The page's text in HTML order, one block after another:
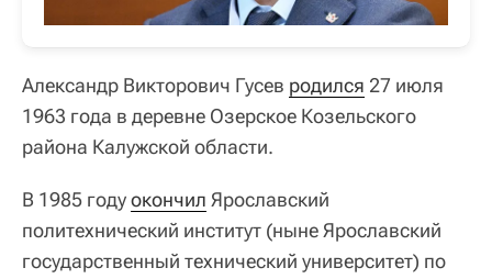
Александр Викторович Гусев родился 27 июля
1963 года в деревне Озерское Козельского
района Калужской области.
В 1985 годуокончил Ярославский
политехнический институт (ныне Ярославский
государственный технический университет) по